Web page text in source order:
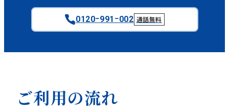
0120ｰ991ｰ002 通話無料
ご利用の流れ